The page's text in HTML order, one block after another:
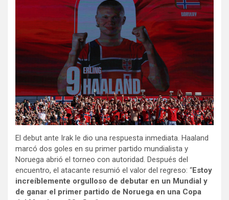
El debut ante Irak le dio una respuesta inmediata. Haaland
marcó dos goles en su primer partido mundialista y
Noruega abrió el torneo con autoridad. Después del
encuentro, el atacante resumió el valor del regreso: “Estoy
increíblemente orgulloso de debutar en un Mundial y
de ganar el primer partido de Noruega en una Copa